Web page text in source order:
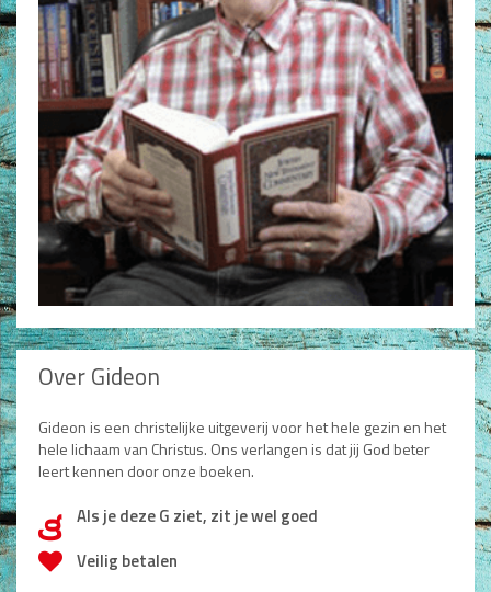
Non-Fictie
Alle producten
Films en Luisterboeken
Koopjes
De Barbaar-boeken
Bestellen en retourneren
Sprekers
Challenge Liefdevol Ouderschap
Bijbelstudie
Over Gideon
Gideon is een christelijke uitgeverij voor het hele gezin en het
hele lichaam van Christus. Ons verlangen is dat jij God beter
leert kennen door onze boeken.
dAls je deze G ziet, zit je wel goed
Veilig betalen